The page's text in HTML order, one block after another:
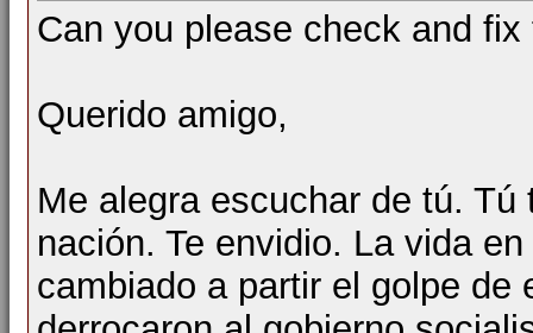
Can you please check and
Querido amigo,
Me alegra escuchar de tú.
nación. Te envidio. La vida
cambiado a partir el golpe